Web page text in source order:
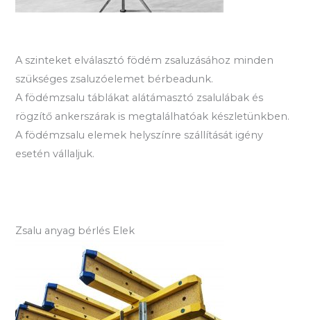
A szinteket elválasztó födém zsaluzásához minden
szükséges zsaluzóelemet bérbeadunk.
A födémzsalu táblákat alátámasztó zsalulábak és
rögzítő ankerszárak is megtalálhatóak készletünkben.
A födémzsalu elemek helyszínre szállítását igény
esetén vállaljuk.
Zsalu anyag bérlés Elek